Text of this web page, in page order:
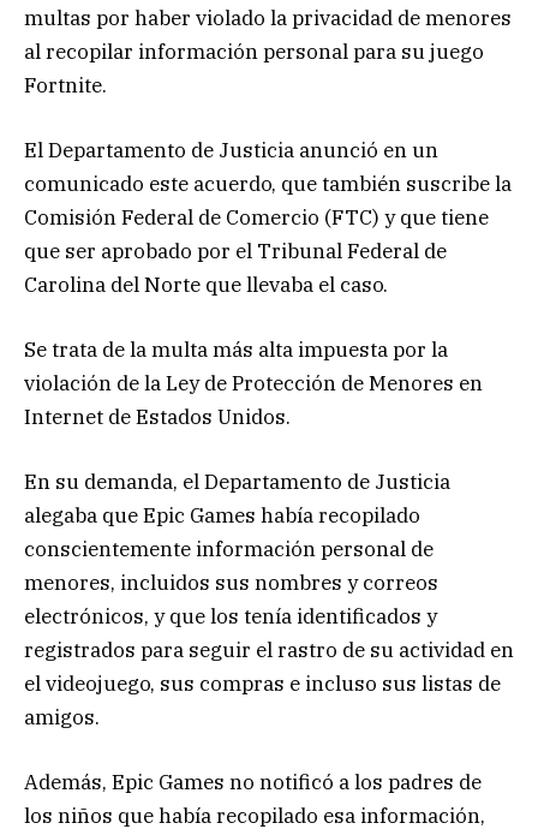
multas por haber violado la privacidad de menores
al recopilar información personal para su juego
Fortnite.
El Departamento de Justicia anunció en un
comunicado este acuerdo, que también suscribe la
Comisión Federal de Comercio (FTC) y que tiene
que ser aprobado por el Tribunal Federal de
Carolina del Norte que llevaba el caso.
Se trata de la multa más alta impuesta por la
violación de la Ley de Protección de Menores en
Internet de Estados Unidos.
En su demanda, el Departamento de Justicia
alegaba que Epic Games había recopilado
conscientemente información personal de
menores, incluidos sus nombres y correos
electrónicos, y que los tenía identificados y
registrados para seguir el rastro de su actividad en
el videojuego, sus compras e incluso sus listas de
amigos.
Además, Epic Games no notificó a los padres de
los niños que había recopilado esa información,